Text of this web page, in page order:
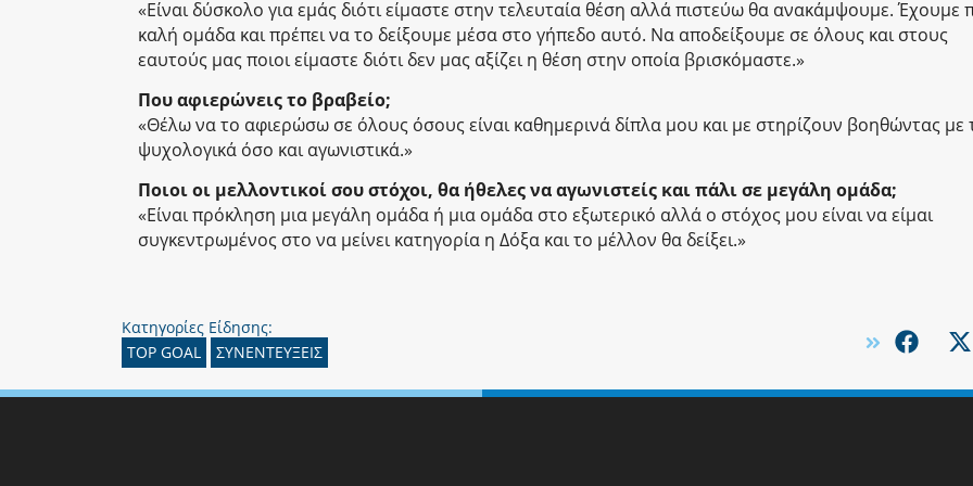
«Είναι δύσκολο για εμάς διότι είμαστε στην τελευταία θέση αλλά πιστεύω θα ανακάμψουμε. Έχουμε
καλή ομάδα και πρέπει να το δείξουμε μέσα στο γήπεδο αυτό. Να αποδείξουμε σε όλους και στους
εαυτούς μας ποιοι είμαστε διότι δεν μας αξίζει η θέση στην οποία βρισκόμαστε.»
Που αφιερώνεις το βραβείο;
«Θέλω να το αφιερώσω σε όλους όσους είναι καθημερινά δίπλα μου και με στηρίζουν βοηθώντας με
ψυχολογικά όσο και αγωνιστικά.»
Ποιοι οι μελλοντικοί σου στόχοι, θα ήθελες να αγωνιστείς και πάλι σε μεγάλη ομάδα;
«Είναι πρόκληση μια μεγάλη ομάδα ή μια ομάδα στο εξωτερικό αλλά ο στόχος μου είναι να είμαι
συγκεντρωμένος στο να μείνει κατηγορία η Δόξα και το μέλλον θα δείξει.»
Κατηγορίες Είδησης:
TOP GOAL
ΣΥΝΕΝΤΕΥΞΕΙΣ